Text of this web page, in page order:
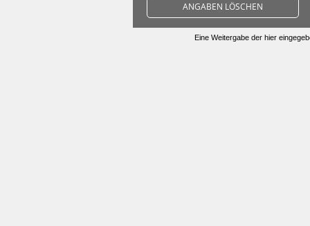
ANGABEN LÖSCHEN
Eine Weitergabe der hier